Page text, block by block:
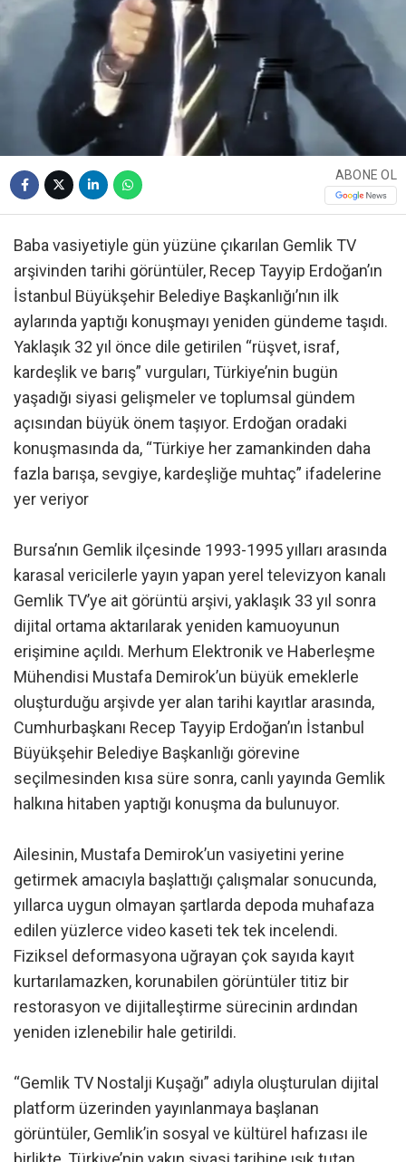
ABONE OL
Baba vasiyetiyle gün yüzüne çıkarılan Gemlik TV
arşivinden tarihi görüntüler, Recep Tayyip Erdoğan’ın
İstanbul Büyükşehir Belediye Başkanlığı’nın ilk
aylarında yaptığı konuşmayı yeniden gündeme taşıdı.
Yaklaşık 32 yıl önce dile getirilen “rüşvet, israf,
kardeşlik ve barış” vurguları, Türkiye’nin bugün
yaşadığı siyasi gelişmeler ve toplumsal gündem
açısından büyük önem taşıyor. Erdoğan oradaki
konuşmasında da, “Türkiye her zamankinden daha
fazla barışa, sevgiye, kardeşliğe muhtaç” ifadelerine
yer veriyor
Bursa’nın Gemlik ilçesinde 1993-1995 yılları arasında
karasal vericilerle yayın yapan yerel televizyon kanalı
Gemlik TV’ye ait görüntü arşivi, yaklaşık 33 yıl sonra
dijital ortama aktarılarak yeniden kamuoyunun
erişimine açıldı. Merhum Elektronik ve Haberleşme
Mühendisi Mustafa Demirok’un büyük emeklerle
oluşturduğu arşivde yer alan tarihi kayıtlar arasında,
Cumhurbaşkanı Recep Tayyip Erdoğan’ın İstanbul
Büyükşehir Belediye Başkanlığı görevine
seçilmesinden kısa süre sonra, canlı yayında Gemlik
halkına hitaben yaptığı konuşma da bulunuyor.
Ailesinin, Mustafa Demirok’un vasiyetini yerine
getirmek amacıyla başlattığı çalışmalar sonucunda,
yıllarca uygun olmayan şartlarda depoda muhafaza
edilen yüzlerce video kaseti tek tek incelendi.
Fiziksel deformasyona uğrayan çok sayıda kayıt
kurtarılamazken, korunabilen görüntüler titiz bir
restorasyon ve dijitalleştirme sürecinin ardından
yeniden izlenebilir hale getirildi.
“Gemlik TV Nostalji Kuşağı” adıyla oluşturulan dijital
platform üzerinden yayınlanmaya başlanan
görüntüler, Gemlik’in sosyal ve kültürel hafızası ile